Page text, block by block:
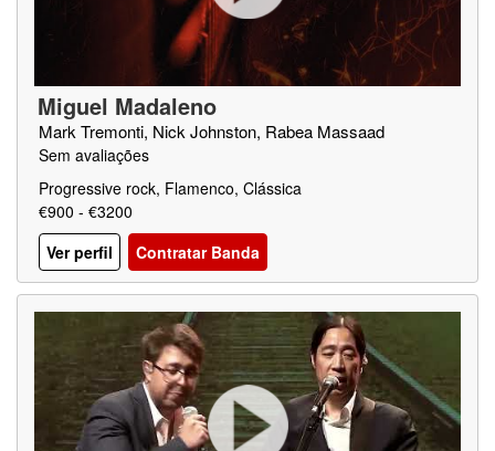
Miguel Madaleno
Mark Tremonti, Nick Johnston, Rabea Massaad
Sem avaliações
Progressive rock, Flamenco, Clássica
€900 - €3200
Ver perfil
Contratar Banda